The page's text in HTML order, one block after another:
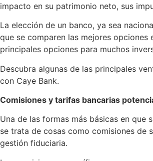
impacto en su patrimonio neto, sus
La elección de un banco, ya sea
que se comparen las mejores opciones
principales opciones para muchos
Descubra algunas de las principales
con Caye Bank.
Comisiones y tarifas bancarias
Una de las formas más básicas en que
se trata de cosas como comisiones de
gestión fiduciaria.